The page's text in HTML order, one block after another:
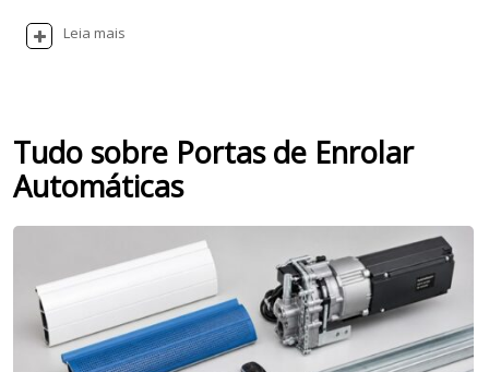
Leia mais
Tudo sobre Portas de Enrolar
Automáticas